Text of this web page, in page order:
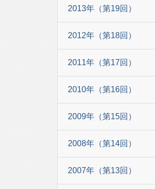
2013年（第19回）
2012年（第18回）
2011年（第17回）
2010年（第16回）
2009年（第15回）
2008年（第14回）
2007年（第13回）